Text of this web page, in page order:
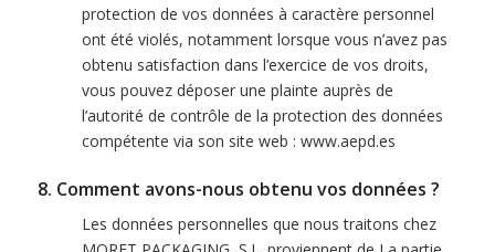
protection de vos données à caractère personnel
ont été violés, notamment lorsque vous n’avez pas
obtenu satisfaction dans l’exercice de vos droits,
vous pouvez déposer une plainte auprès de
l’autorité de contrôle de la protection des données
compétente via son site web : www.aepd.es
8. Comment avons-nous obtenu vos données ?
Les données personnelles que nous traitons chez